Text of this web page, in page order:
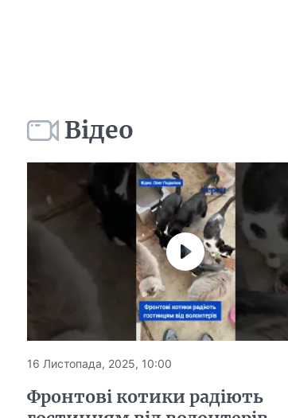
Відео
16 Листопада, 2025, 10:00
Фронтові котики радіють